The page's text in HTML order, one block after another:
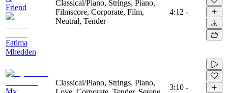
Friend
Fatima
Mhedden
Classical/Piano, Strings, Piano,
Filmscore, Corporate, Film,
Neutral, Tender
4:12 -
My
Classical/Piano, Strings, Piano,
3:10 -